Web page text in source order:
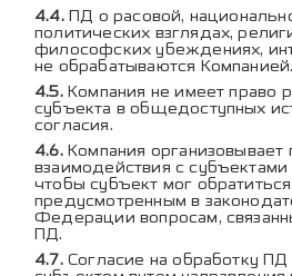
ПД о расовой,
политических взглядах,
философских убеждениях,
не обрабатываются Компанией.
Компания не имеет право
субъекта в общедоступных
согласия.
Компания организовывает
взаимодействия с
чтобы субъект мог
предусмотренным в
Федерации вопросам,
ПД.
Согласие на обработку